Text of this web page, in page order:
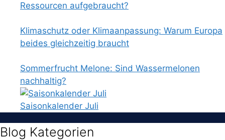
Ressourcen aufgebraucht?
Klimaschutz oder Klimaanpassung: Warum Europa
beides gleichzeitig braucht
Sommerfrucht Melone: Sind Wassermelonen
nachhaltig?
Saisonkalender Juli
Blog Kategorien